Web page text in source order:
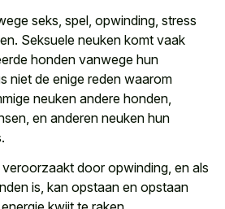
seks, spel, opwinding, stress
Seksuele neuken komt vaak
honden vanwege hun
niet de enige reden waarom
neuken andere honden,
en anderen neuken hun
door opwinding, en als
is, kan opstaan en opstaan